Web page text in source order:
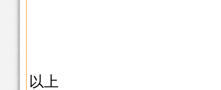
以上